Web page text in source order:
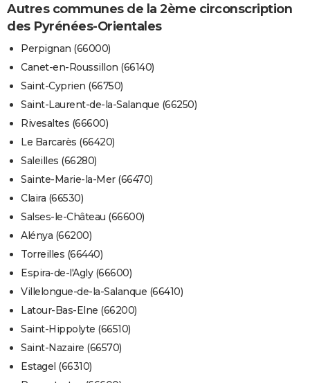
Autres communes de la 2ème circonscription
des Pyrénées-Orientales
Perpignan (66000)
Canet-en-Roussillon (66140)
Saint-Cyprien (66750)
Saint-Laurent-de-la-Salanque (66250)
Rivesaltes (66600)
Le Barcarès (66420)
Saleilles (66280)
Sainte-Marie-la-Mer (66470)
Claira (66530)
Salses-le-Château (66600)
Alénya (66200)
Torreilles (66440)
Espira-de-l'Agly (66600)
Villelongue-de-la-Salanque (66410)
Latour-Bas-Elne (66200)
Saint-Hippolyte (66510)
Saint-Nazaire (66570)
Estagel (66310)